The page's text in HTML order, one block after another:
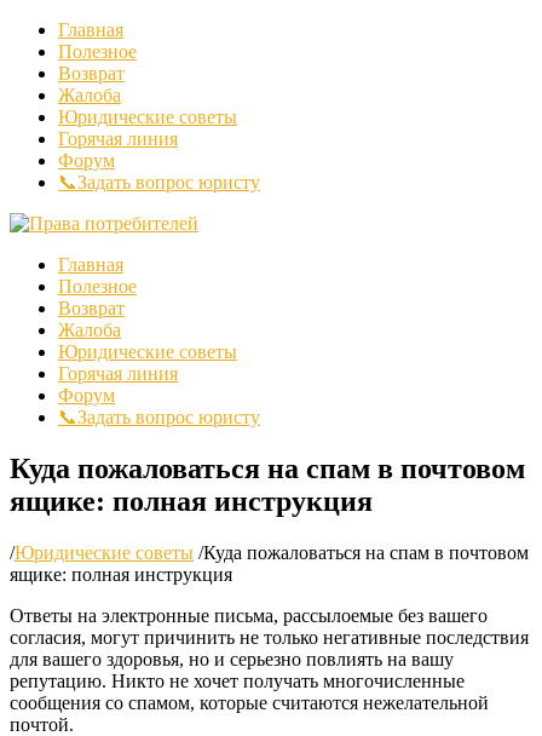
Главная
Полезное
Возврат
Жалоба
Юридические советы
Горячая линия
Форум
📞Задать вопрос юристу
Главная
Полезное
Возврат
Жалоба
Юридические советы
Горячая линия
Форум
📞Задать вопрос юристу
Куда пожаловаться на спам в почтовом
ящике: полная инструкция
/Юридические советы /Куда пожаловаться на спам в почтовом
ящике: полная инструкция
Ответы на электронные письма, рассылоемые без вашего
согласия, могут причинить не только негативные последствия
для вашего здоровья, но и серьезно повлиять на вашу
репутацию. Никто не хочет получать многочисленные
сообщения со спамом, которые считаются нежелательной
почтой.